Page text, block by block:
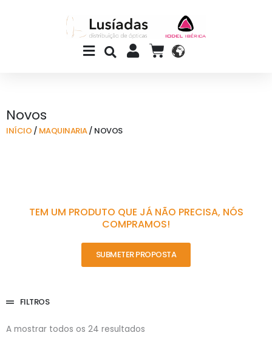
Main
Menu
CART
Novos
INÍCIO / MAQUINARIA/ NOVOS
TEM UM PRODUTO QUE JÁ NÃO PRECISA, NÓS
COMPRAMOS!
SUBMETER PROPOSTA
FILTROS
A mostrar todos os 24 resultados